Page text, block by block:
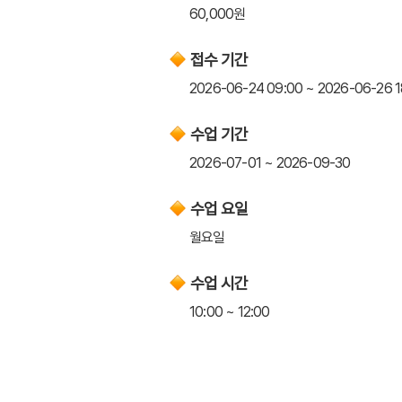
60,000원
접수 기간
2026-06-24 09:00 ~ 2026-06-26
수업 기간
2026-07-01 ~ 2026-09-30
수업 요일
월요일
수업 시간
10:00 ~ 12:00